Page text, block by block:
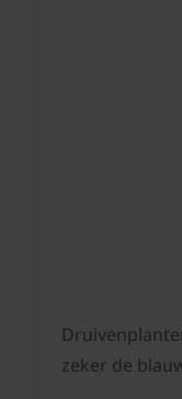
zeker de